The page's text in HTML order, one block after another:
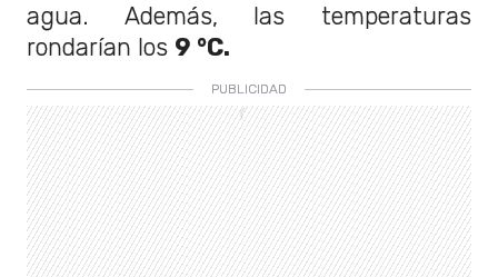
agua. Además, las temperaturas
rondarían los 9 °C.